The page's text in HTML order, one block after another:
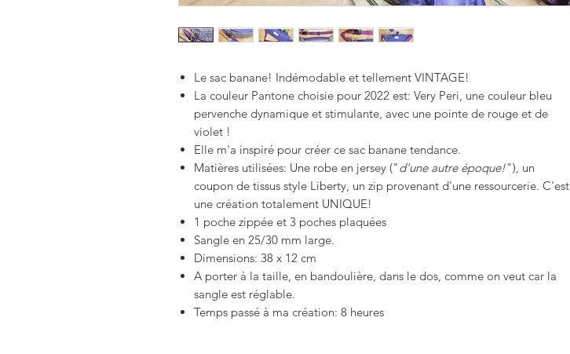
Le sac banane! Indémodable et tellement VINTAGE!
La couleur Pantone choisie pour 2022 est: Very Peri, une couleur bleu
pervenche dynamique et stimulante, avec une pointe de rouge et de
violet !
Elle m'a inspiré pour créer ce sac banane tendance.
Matières utilisées: Une robe en jersey ("d'une autre époque!"), un
coupon de tissus style Liberty, un zip provenant d'une ressourcerie. C'est
une création totalement UNIQUE!
1 poche zippée et 3 poches plaquées
Sangle en 25/30 mm large.
Dimensions: 38 x 12 cm
A porter à la taille, en bandoulière, dans le dos, comme on veut car la
sangle est réglable.
Temps passé à ma création: 8 heures